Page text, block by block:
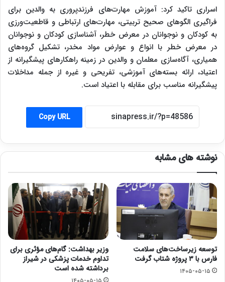
اسراری تاکید کرد: آموزش مهارت‌های فرزندپروری به والدین برای
فراگیری الگوهای صحیح تربیتی، مهارت‌های ارتباطی و قاطعیت‌ورزی
به کودکان و نوجوانان در معرض خطر، آشناسازی کودکان و نوجوانان
در معرض خطر با انواع و عوارض مواد مخدر، تشکیل گروه­‌های
همیاری، آگاه‌سازی معلمان و والدین در زمینه راهکارهای پیشگیرانه از
اعتیاد، ارائه بسته‌های آموزشی، تفریحی و غیره از جمله مداخلات
پیشگیرانه مناسب برای مقابله با اعتیاد است.
Copy URL
نوشته های مشابه
توسعه زیرساخت‌های سلامت
فارس با ۳ پروژه شتاب گرفت
۱۴۰۵-۰۵-۱۵
وزیر بهداشت: گام‌های مؤثری برای
تداوم خدمات پزشکی در شیراز
برداشته شده است